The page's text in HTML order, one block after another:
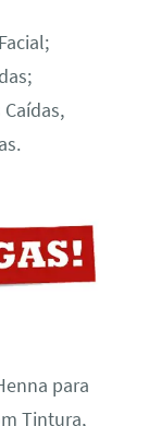
para
Tintura,